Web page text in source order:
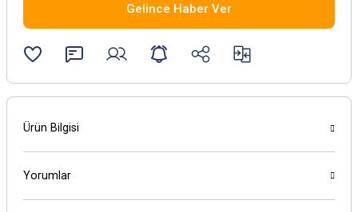
Gelince Haber Ver
Ürün Bilgisi
Yorumlar